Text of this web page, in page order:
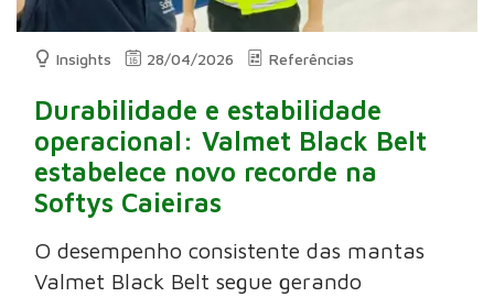
Insights 28/04/2026 Referências
Durabilidade e estabilidade
operacional: Valmet Black Belt
estabelece novo recorde na
Softys Caieiras
O desempenho consistente das mantas
Valmet Black Belt segue gerando